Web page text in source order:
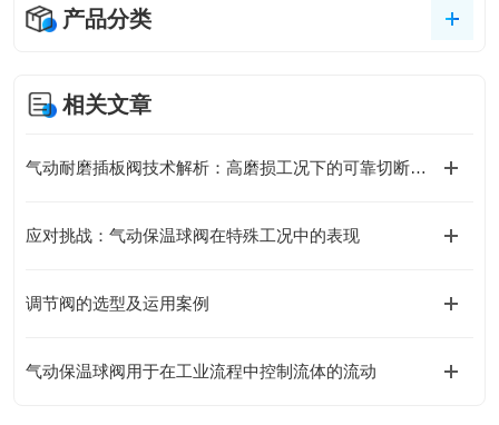
产品分类
相关文章
气动耐磨插板阀技术解析：高磨损工况下的可靠切断方案
应对挑战：气动保温球阀在特殊工况中的表现
调节阀的选型及运用案例
气动保温球阀用于在工业流程中控制流体的流动